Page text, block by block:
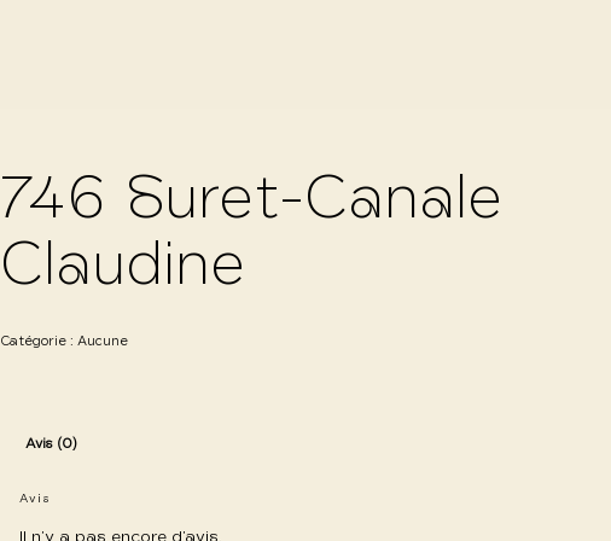
746 Suret-Canale
Claudine
Catégorie : Aucune
Avis (0)
Avis
Il n’y a pas encore d’avis.